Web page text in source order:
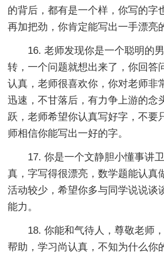
的背后，都有是一个样，你写的字
再加把劲，你肯定能写出一手漂亮
16. 老师发现你是一个聪明的
转，一个问题就想出来了，你回答
认真，老师很喜欢你，你对老师非
迅速，不甘落后，有力争上游的念
跃，老师希望你认真写好字，不要
师相信你能写出一好的字。
17. 你是一个文静胆小懂事讲
真，字写得很漂亮，数学题能认真
活动较少，希望你多与同学说说谈
能力。
18. 你能和气待人，尊敬老师
帮助，学习尚认真，不知为什么你